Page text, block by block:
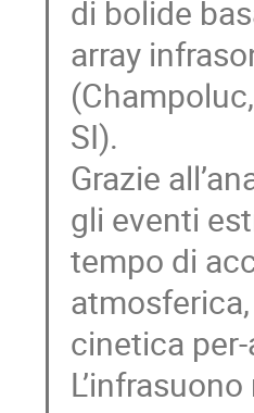
di bolide
array
SI).
Grazie
gli eventi
tempo di
cinetica